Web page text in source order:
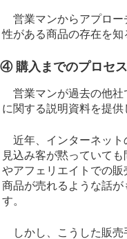
営業マンからアプロー
性がある商品の存在を知
④ 購入までのプロセ
営業マンが過去の他社
に関する説明資料を提供
近年、インターネット
見込み客が黙っていて
やアフェリエイトでの
商品が売れるような話
す。
しかし、こうした販売